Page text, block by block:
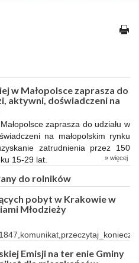
w Małopolsce zaprasza do
aktywni, doświadczeni na
zaprasza do udziału w
na małopolskim rynku
zatrudnienia przez 150
15-29 lat.
» więcej
do rolników
pobyt w Krakowie w
Młodzieży
Emisji na ter enie Gminy